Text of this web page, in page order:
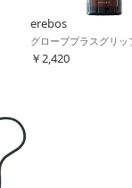
erebos
グローブプラスグリッ
￥2,420